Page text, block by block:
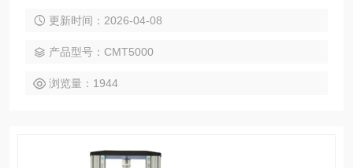
灵敏度，还可以进行等速加载、等速变形、等速位移的自动控
更新时间：2026-04-08
产品型号：CMT5000
浏览量：1944